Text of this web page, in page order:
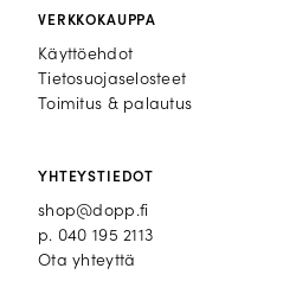
VERKKOKAUPPA
Käyttöehdot
Tietosuojaselosteet
Toimitus & palautus
YHTEYSTIEDOT
shop@dopp.fi
p. 040 195 2113
Ota yhteyttä